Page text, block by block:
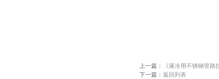
上一篇：
《液冷用不锈钢管
下一篇： 返回列表